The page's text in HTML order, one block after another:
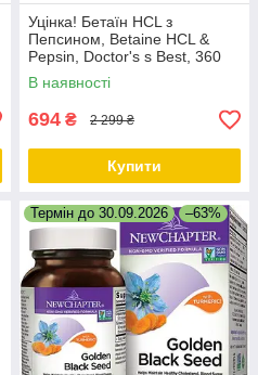
Уцінка! Бетаїн HCL з
Пепсином, Betaine HCL &
Pepsin, Doctor's s Best, 360
капсул
В наявності
694 ₴ 2 299 ₴
Купити
Термін до 30.09.2026 –63%